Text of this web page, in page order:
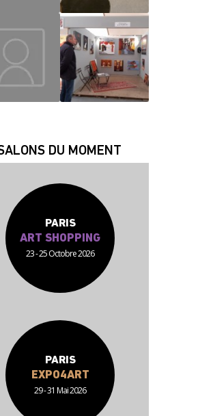
MAUD CHRISLAINE
DU MOMENT
PARIS
ART SHOPPING
23 - 25 Octobre 2026
PARIS
EXPO4ART
29 - 31 Mai 2026